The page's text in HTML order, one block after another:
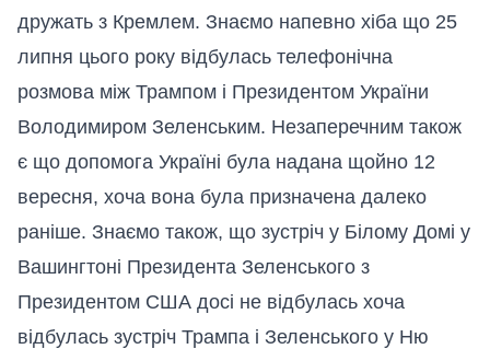
дружать з Кремлем. Знаємо напевно хіба що 25
липня цього року відбулась телефонічна
розмова між Трампом і Президентом України
Володимиром Зеленським. Незаперечним також
є що допомога Україні була надана щойно 12
вересня, хоча вона була призначена далеко
раніше. Знаємо також, що зустріч у Білому Домі у
Вашингтоні Президента Зеленського з
Президентом США досі не відбулась хоча
відбулась зустріч Трампа і Зеленського у Ню